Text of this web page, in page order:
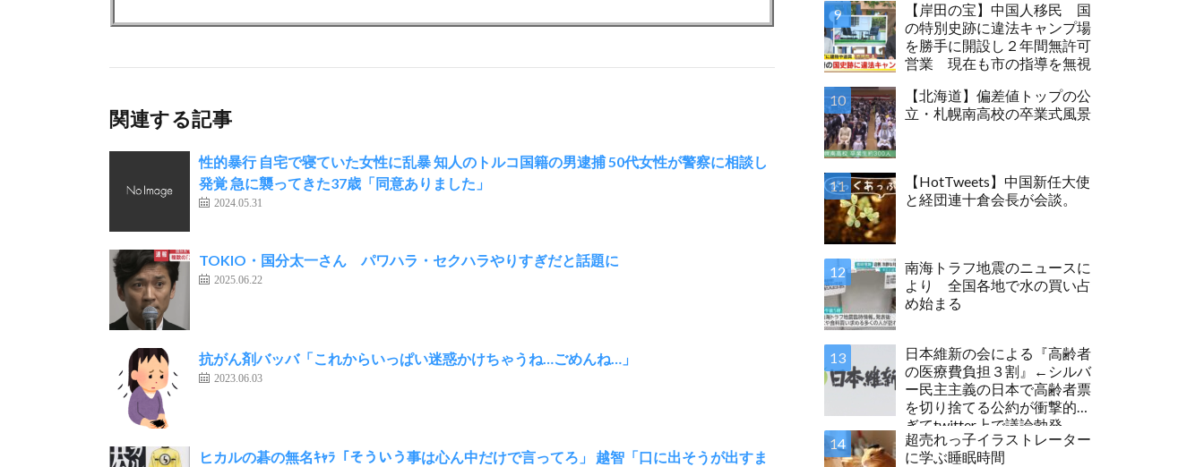
関連する記事
性的暴行 自宅で寝ていた女性に乱暴 知人のトルコ国籍の男逮捕 50代女性が警察に相談し
発覚 急に襲ってきた37歳「同意ありました」
2024.05.31
TOKIO・国分太一さん パワハラ・セクハラやりすぎだと話題に
2025.06.22
抗がん剤バッバ「これからいっぱい迷惑かけちゃうね…ごめんね…」
2023.06.03
ヒカルの碁の無名ｷｬﾗ「そういう事は心ん中だけで言ってろ」 越智「口に出そうが出すま
【岸田の宝】中国人移民 国
の特別史跡に違法キャンプ場
を勝手に開設し２年間無許可
営業 現在も市の指導を無視
【北海道】偏差値トップの公
立・札幌南高校の卒業式風景
【HotTweets】中国新任大使
と経団連十倉会長が会談。
南海トラフ地震のニュースに
より 全国各地で水の買い占
め始まる
日本維新の会による『高齢者
の医療費負担３割』←シルバ
ー民主主義の日本で高齢者票
を切り捨てる公約が衝撃的す
ぎてtwitter上で議論勃発
超売れっ子イラストレーター
に学ぶ睡眠時間